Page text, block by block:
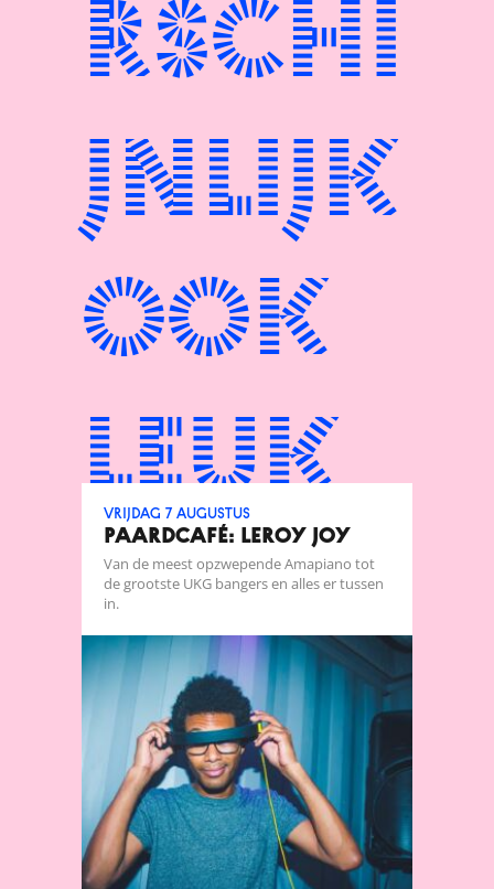
rschi
jnlijk
ook
leuk
vrijdag 7 augustus
Paardcafé: Leroy Joy
Van de meest opzwepende Amapiano tot
de grootste UKG bangers en alles er tussen
in.